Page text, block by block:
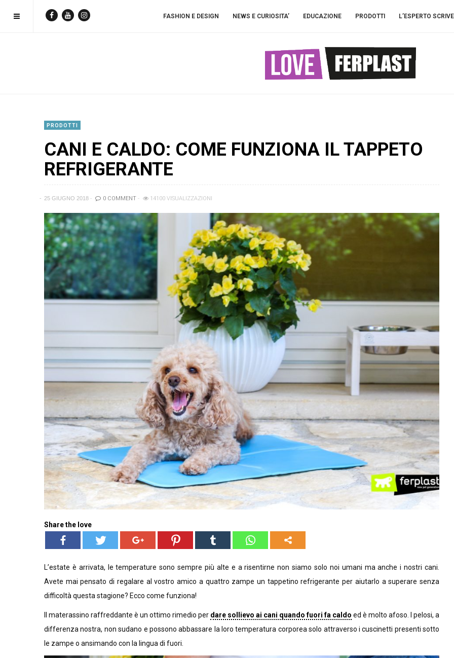
FASHION E DESIGN NEWS E CURIOSITA’ EDUCAZIONE PRODOTTI L’ESPERTO SCRIVE
PRODOTTI
CANI E CALDO: COME FUNZIONA IL TAPPETO
REFRIGERANTE
25 GIUGNO 2018 0 COMMENT 14100 VISUALIZZAZIONI
Share the love
L’estate è arrivata, le temperature sono sempre più alte e a risentirne non siamo solo noi umani ma anche i nostri cani.
Avete mai pensato di regalare al vostro amico a quattro zampe un tappetino refrigerante per aiutarlo a superare senza
difficoltà questa stagione? Ecco come funziona!
Il materassino raffreddante è un ottimo rimedio per dare sollievo ai cani quando fuori fa caldo ed è molto afoso. I pelosi, a
differenza nostra, non sudano e possono abbassare la loro temperatura corporea solo attraverso i cuscinetti presenti sotto
le zampe o ansimando con la lingua di fuori.